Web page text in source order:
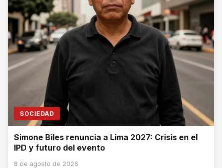
SOCIEDAD
Simone Biles renuncia a Lima 2027: Crisis en el
IPD y futuro del evento
8 de agosto de 2026